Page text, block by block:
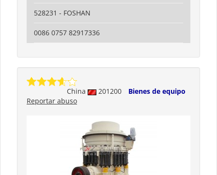
528231 - FOSHAN
0086 0757 82917336
China 201200
Bienes de equipo
Reportar abuso